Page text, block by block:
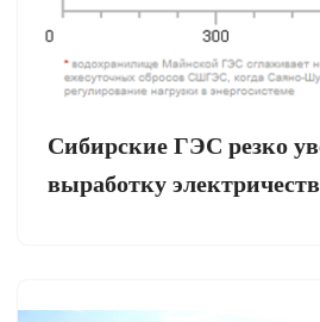
Сибирские ГЭС резко
выработку